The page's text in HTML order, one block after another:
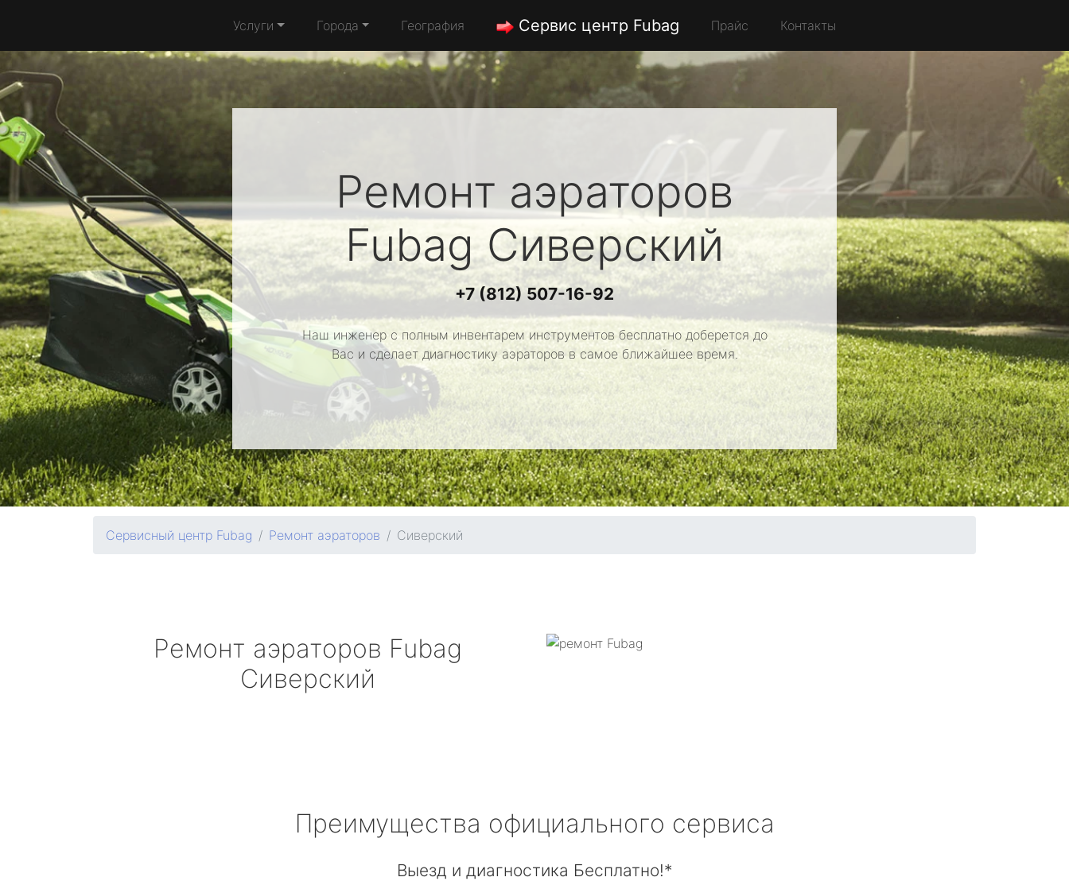
Услуги Города География Сервис центр Fubag Прайс Контакты
Ремонт аэраторов
FubagСиверский
+7 (812) 507-16-92
Наш инженер с полным инвентарем инструментов бесплатно доберется до
Вас и сделает диагностику аэраторов в самое ближайшее время.
Сервисный центр Fubag Ремонт аэраторов Сиверский
Ремонт аэраторов Fubag
Сиверский
Преимущества официального сервиса
Выезд и диагностика Бесплатно!*